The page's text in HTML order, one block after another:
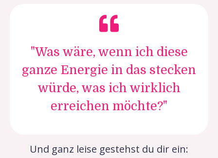
"Was wäre, wenn ich diese
ganze Energie in das stecken
würde, was ich wirklich
erreichen möchte?"
Und ganz leise gestehst du dir ein: